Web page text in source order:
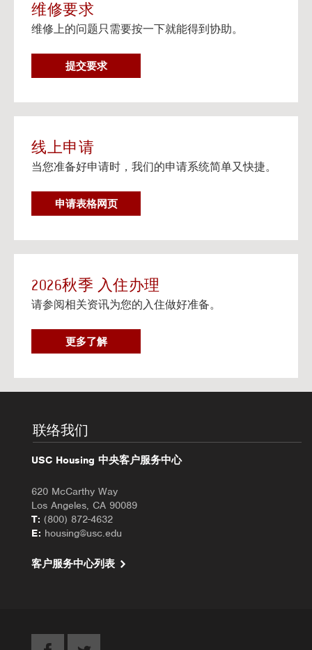
流媒体服务
在个人设备上观看流媒体电视
邮寄信息以及楼宇地址
阅读更多
维修要求
维修上的问题只需要按一下就能得到协助。
提交要求维
修
线上申请
当您准备好申请时，我们的申请系统简单又快捷。
申请表格网页
2026秋季 入住办理
请参阅相关资讯为您的入住做好准备。
更多了解2
0
办
理
联络我们
USC Housing 中央客户服务中心
620 McCarthy Way
Los Angeles, CA 90089
T: (800) 872-4632
E: housing@usc.edu
客户服务中心列表